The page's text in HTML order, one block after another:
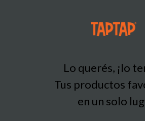
Lo querés, ¡lo
Tus productos
en un solo